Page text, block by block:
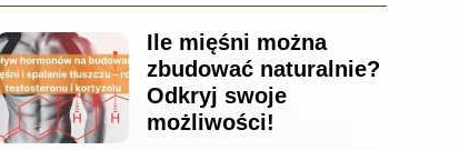
Ile mięśni można
zbudować naturalnie?
Odkryj swoje
możliwości!